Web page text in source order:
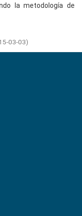
la metodología de
03-03)